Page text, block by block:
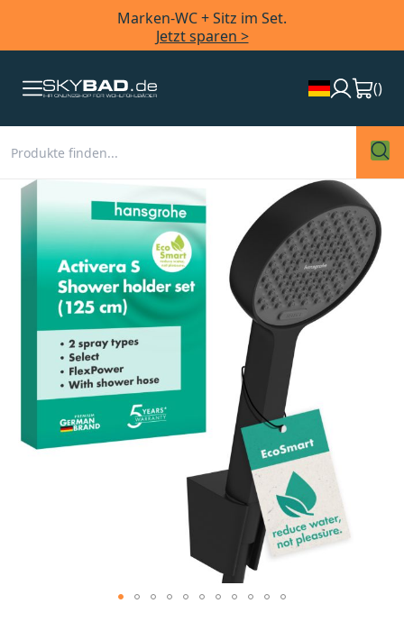
Marken-WC + Sitz im Set.
Jetzt sparen >
()
Zum
Ende
Bildergalerie
springen